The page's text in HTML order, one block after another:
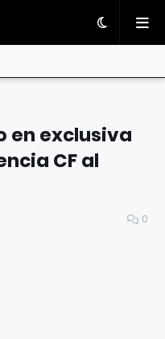
en exclusiva
CF al
0